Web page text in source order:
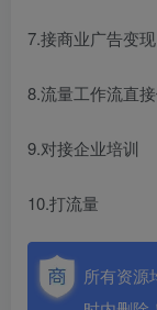
7.接商业广告变现
8.流量工作流直
9.对接企业培训
10.打流量
所有资源